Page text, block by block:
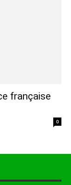
française
0